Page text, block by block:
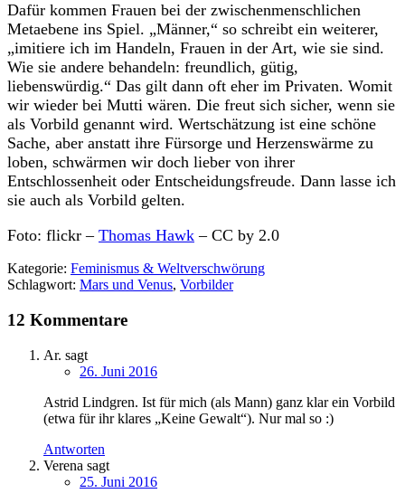
Dafür kommen Frauen bei der zwischenmenschlichen
Metaebene ins Spiel. „Männer,“ so schreibt ein weiterer,
„imitiere ich im Handeln, Frauen in der Art, wie sie sind.
Wie sie andere behandeln: freundlich, gütig,
liebenswürdig.“ Das gilt dann oft eher im Privaten. Womit
wir wieder bei Mutti wären. Die freut sich sicher, wenn sie
als Vorbild genannt wird. Wertschätzung ist eine schöne
Sache, aber anstatt ihre Fürsorge und Herzenswärme zu
loben, schwärmen wir doch lieber von ihrer
Entschlossenheit oder Entscheidungsfreude. Dann lasse ich
sie auch als Vorbild gelten.
Foto: flickr – Thomas Hawk – CC by 2.0
Kategorie: Feminismus & Weltverschwörung
Schlagwort: Mars und Venus, Vorbilder
12 Kommentare
Ar. sagt
26. Juni 2016
Astrid Lindgren. Ist für mich (als Mann) ganz klar ein Vorbild
(etwa für ihr klares „Keine Gewalt“). Nur mal so :)
Antworten
Verena sagt
25. Juni 2016